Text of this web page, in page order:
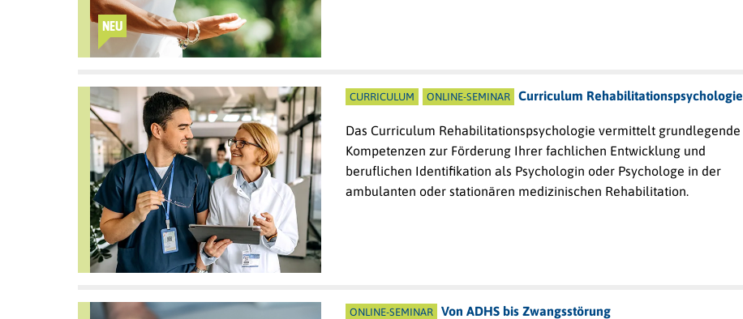
NEU
CURRICULUM ONLINE-SEMINAR Curriculum Rehabilitationspsychologie
Das Curriculum Rehabilitationspsychologie vermittelt grundlegende
Kompetenzen zur Förderung Ihrer fachlichen Entwicklung und
beruflichen Identifikation als Psychologin oder Psychologe in der
ambulanten oder stationären medizinischen Rehabilitation.
ONLINE-SEMINAR
Von ADHS bis Zwangsstörung